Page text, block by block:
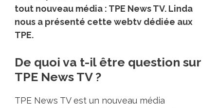
tout nouveau média : TPE News TV. Linda
nous a présenté cette webtv dédiée aux
TPE.
De quoi va t-il être question sur
TPE News TV ?
TPE News TV est un nouveau média